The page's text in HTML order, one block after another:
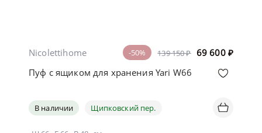
139 150 ₽ 69 600 ₽
-50%
Nicolettihome
Пуф с ящиком для хранения Yari W66
В наличии Щипковский пер.